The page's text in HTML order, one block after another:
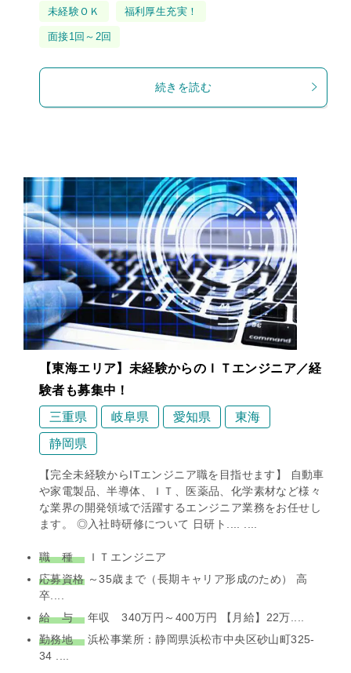
未経験ＯＫ 福利厚生充実！
面接1回～2回
続きを読む
【東海エリア】未経験からのＩＴエンジニア／経
験者も募集中！
三重県
岐阜県 愛知県
東海
静岡県
【完全未経験からITエンジニア職を目指せます】 自動車
や家電製品、半導体、ＩＴ、医薬品、化学素材など様々
な業界の開発領域で活躍するエンジニア業務をお任せし
ます。 ◎入社時研修について 日研ト.... ....
職 種ＩＴエンジニア
応募資格～35歳まで（長期キャリア形成のため） 高
卒....
給 与年収 340万円～400万円 【月給】22万....
勤務地浜松事業所：静岡県浜松市中央区砂山町325-
34 ....